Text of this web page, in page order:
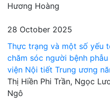
Hương Hoàng
28 October 2025
Thực trạng và một số yếu
chăm sóc người bệnh
viện Nội tiết Trung ương
Thị Hiền Phi Trần, Ngọc
Ngô